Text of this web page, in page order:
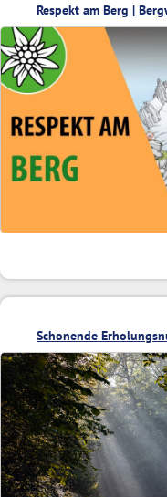
Respekt am Berg |
Schonende